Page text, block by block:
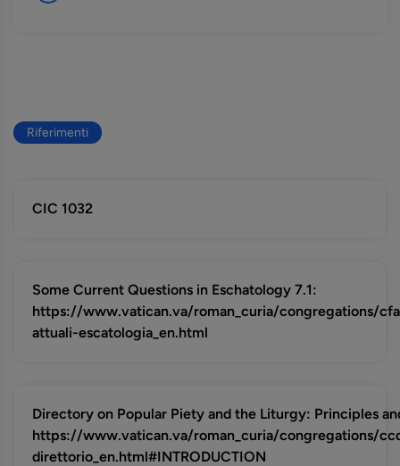
Riferimenti
CIC 1032
Some Current Questions in Eschatology 7.1:
https://www.vatican.va/roman_curia/congregations/
attuali-escatologia_en.html
Directory on Popular Piety and the Liturgy: Principles
https://www.vatican.va/roman_curia/congregations/
direttorio_en.html#INTRODUCTION